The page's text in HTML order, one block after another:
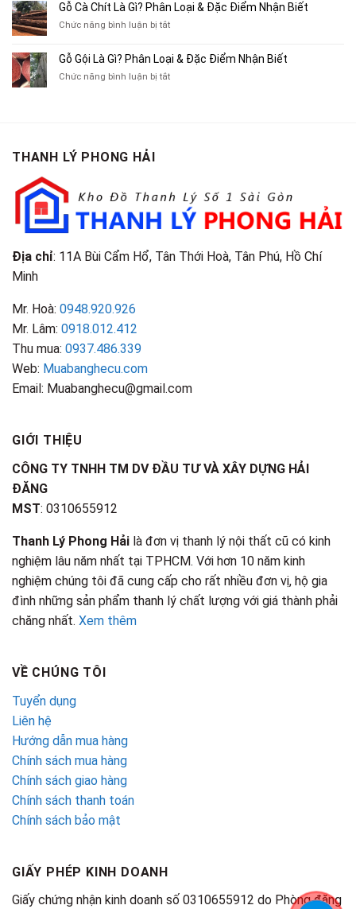
Cũ,
Xe
Cũ
TP.HCM
Sách
Tạp
Chí
Địa
Chỉ
Bán
Áo
Gỗ Cà Chít Là Gì? Phân Loại & Đặc Điểm Nhận Biết
Chức năng bình luận bị tắtở
Chít
Là
Gỗ Gội Là Gì? Phân Loại & Đặc Điểm Nhận Biết
Chức năng bình luận bị tắtở
Điểm
Nhận
Biết
THANH LÝ PHONG HẢI
Địa chỉ: 11A Bùi Cẩm Hổ, Tân Thới Hoà, Tân Phú, Hồ Chí
Minh
Mr. Hoà: 0948.920.926
Mr. Lâm: 0918.012.412
Thu mua: 0937.486.339
Web: Muabanghecu.com
Email: Muabanghecu@gmail.com
GIỚI THIỆU
CÔNG TY TNHH TM DV ĐẦU TƯ VÀ XÂY DỰNG HẢI
ĐĂNG
MST: 0310655912
Thanh Lý Phong Hải là đơn vị thanh lý nội thất cũ có kinh
nghiệm lâu năm nhất tại TPHCM. Với hơn 10 năm kinh
nghiệm chúng tôi đã cung cấp cho rất nhiều đơn vị, hộ gia
đình những sản phẩm thanh lý chất lượng với giá thành phải
chăng nhất. Xem thêm
VỀ CHÚNG TÔI
Tuyển dụng
Liên hệ
Hướng dẫn mua hàng
Chính sách mua hàng
Chính sách giao hàng
Chính sách thanh toán
Chính sách bảo mật
GIẤY PHÉP KINH DOANH
Giấy chứng nhận kinh doanh số 0310655912 do Phòng đăng